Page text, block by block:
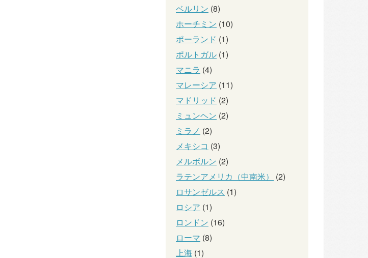
ベルリン (8)
ホーチミン (10)
ポーランド (1)
ポルトガル (1)
マニラ (4)
マレーシア (11)
マドリッド (2)
ミュンヘン (2)
ミラノ (2)
メキシコ (3)
メルボルン (2)
ラテンアメリカ（中南米）
(2)
ロサンゼルス (1)
ロシア (1)
ロンドン (16)
ローマ (8)
上海 (1)